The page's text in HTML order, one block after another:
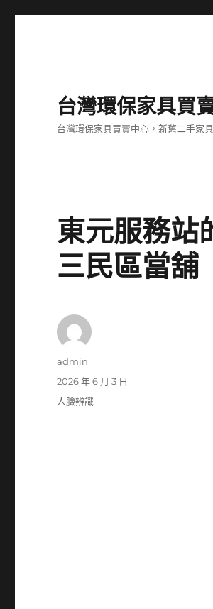
台灣環保家具買
台灣環保家具買賣中心，新舊二手家
東元服務站
三民區當舖
作
admin
發
佈
2026 年 6 月 3 日
分
人臉辨識